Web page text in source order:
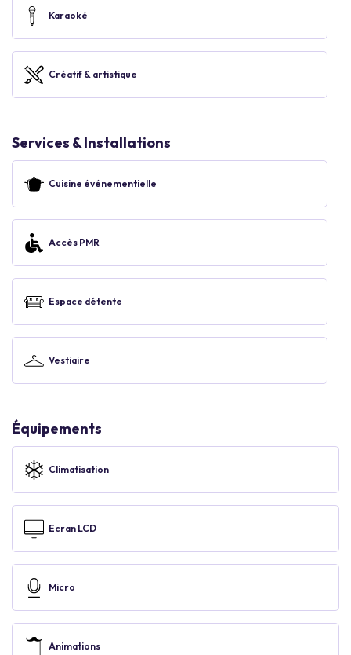
Karaoké
Créatif & artistique
Services & Installations
Cuisine événementielle
Accès PMR
Espace détente
Vestiaire
Équipements
Climatisation
Ecran LCD
Micro
Animations